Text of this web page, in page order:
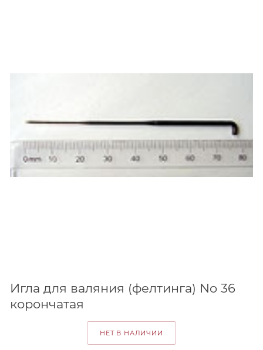
Игла для валяния (фелтинга) No 36
корончатая
НЕТ В НАЛИЧИИ